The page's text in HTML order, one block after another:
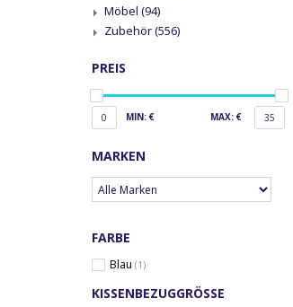
Möbel (94)
Zubehör(556)
PREIS
0 MIN: € MAX: € 35
MARKEN
FARBE
Blau (1)
KISSENBEZUGGRÖSSE